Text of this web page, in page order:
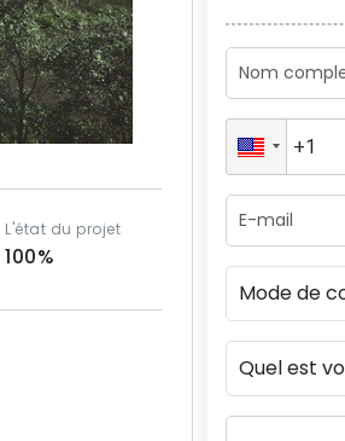
L'état du projet
100%